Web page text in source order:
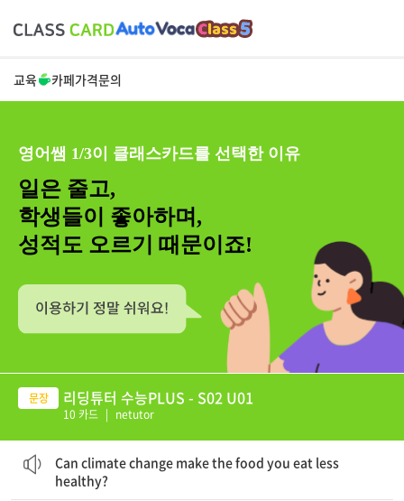
교육 카페가격문의
영어쌤 1/3이 클래스카드를 선택한 이유
일은 줄고,
학생들이 좋아하며,
성적도 오르기 때문이죠!
리딩튜터 수능PLUS - S02 U01
10 카드 | netutor
Can climate change make the food you eat less
healthy?